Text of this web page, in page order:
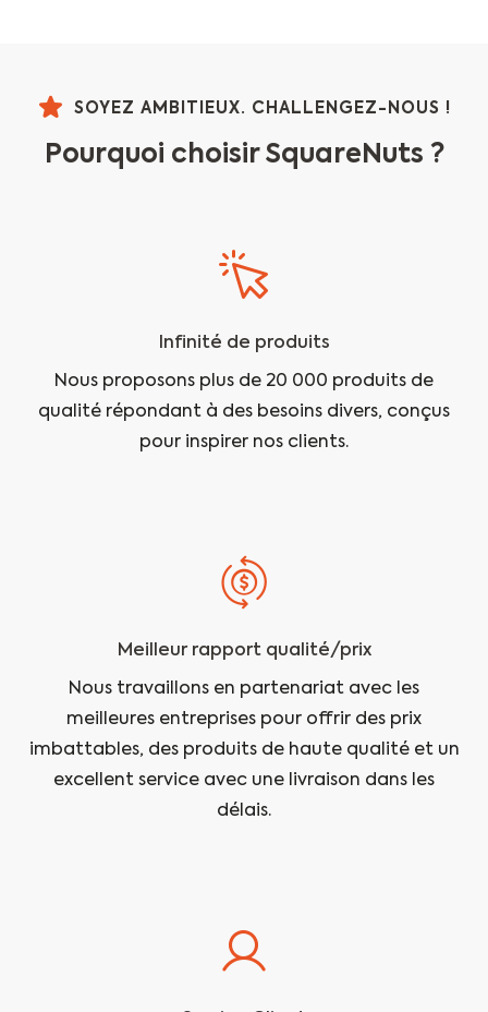
SOYEZ AMBITIEUX. CHALLENGEZ-NOUS !
Pourquoi choisir SquareNuts ?
Infinité de produits
Nous proposons plus de 20 000 produits de
qualité répondant à des besoins divers, conçus
pour inspirer nos clients.
Meilleur rapport qualité/prix
Nous travaillons en partenariat avec les
meilleures entreprises pour offrir des prix
imbattables, des produits de haute qualité et un
excellent service avec une livraison dans les
délais.